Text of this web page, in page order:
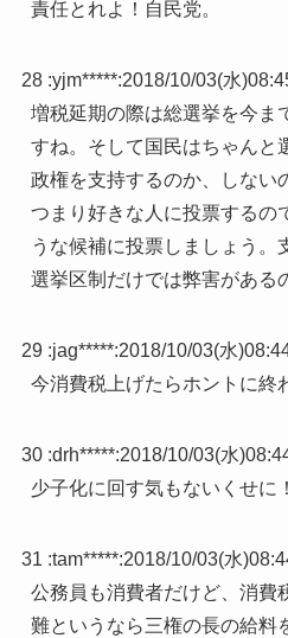
責任とれよ！自民党。
28 :yjm*****:2018/10/03(水
増税延期の際は総選挙を今ま
すね。そして国民はちゃんと
政権を支持するのか、しない
つまり好きな人に投票するの
うな候補に投票しましょう。
選挙区制だけでは弊害がある
29 :jag*****:2018/10/03(水
今消費税上げたらホントに終
30 :drh*****:2018/10/03(水
少子化に回す気もないくせに！
31 :tam*****:2018/10/03(水
公務員も消費者だけど、消費
難というなら三権の長の給料